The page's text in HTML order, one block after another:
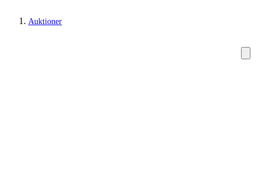
Auktioner